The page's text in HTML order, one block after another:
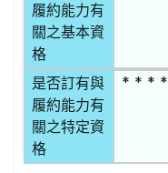
履約能力有
關之基本資
格
是否訂有與
履約能力有
關之特定資
格
* * *